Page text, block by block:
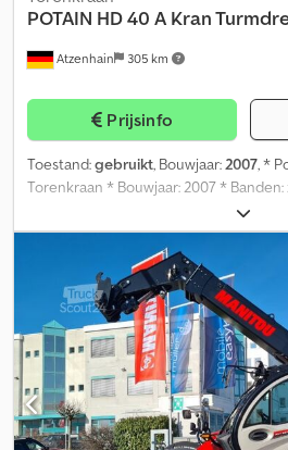
Atzenhain 305 km
POTAIN HD 40 A Kran
Prijsinfo
Toestand:gebruikt, Bouwjaar:2007, *
Torenkraan * Bouwjaar: 2007 *
haakhoogte: 23,00 m * Maximale
* Steunmaat (voetafdruk): 4,2 x 4,2 m *
H Ijfx Ac Uor * Maximale draaglast:
einde van de jib (bij 35 m): 1.000 kg *
voorbehoud van fouten Heeft u
contact met ons op via WhatsApp
bieden: Netto-aankoop voor bedrijven
nummer, evenals voor klanten uit
financiering. Afhandeling van alle
van tijdelijke en exportkentekens.
prijzen in advertenties zijn inclusief btw